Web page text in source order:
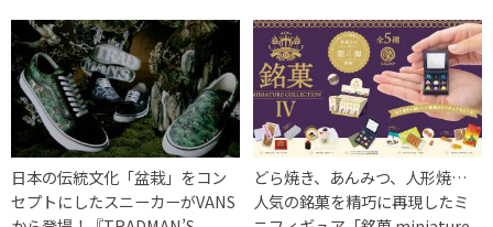
日本の伝統文化「盆栽」をコン
セプトにしたスニーカーがVANS
どら焼き、あんみつ、人形焼…
人気の銘菓を精巧に再現したミ